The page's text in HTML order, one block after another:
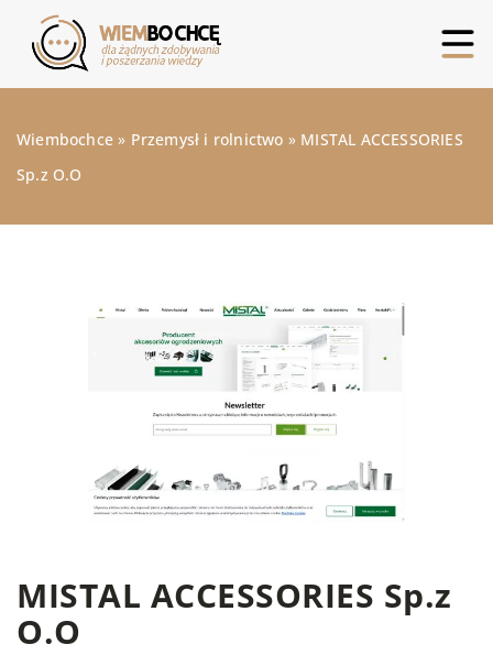
Wiembochce » Przemysł i rolnictwo » MISTAL ACCESSORIES
Sp.z O.O
MISTAL ACCESSORIES Sp.z
O.O